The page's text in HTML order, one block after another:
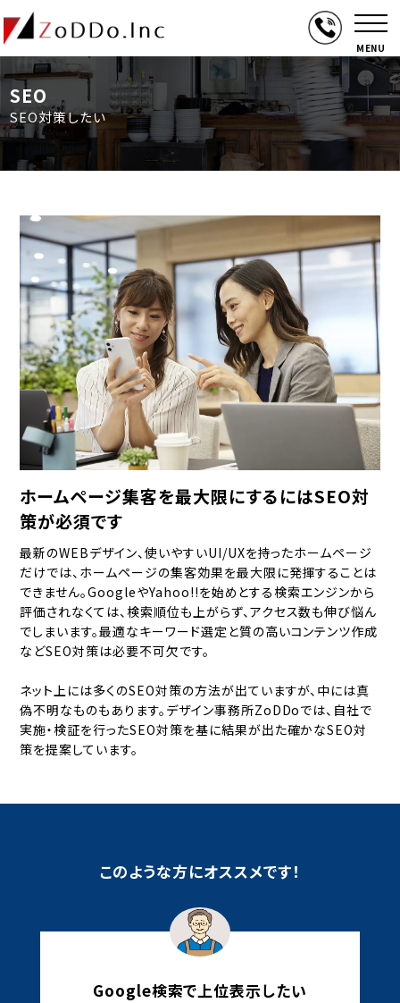
MENU
SEO
SEO対策したい
ホームページ集客を最大限にするにはSEO対
策が必須です
最新のWEBデザイン、使いやすいUI/UXを持ったホームページ
だけでは、ホームページの集客効果を最大限に発揮することは
できません。GoogleやYahoo!!を始めとする検索エンジンから
評価されなくては、検索順位も上がらず、アクセス数も伸び悩ん
でしまいます。最適なキーワード選定と質の高いコンテンツ作成
などSEO対策は必要不可欠です。
ネット上には多くのSEO対策の方法が出ていますが、中には真
偽不明なものもあります。デザイン事務所ZoDDoでは、自社で
実施・検証を行ったSEO対策を基に結果が出た確かなSEO対
策を提案しています。
このような方にオススメです！
Google検索で上位表示したい